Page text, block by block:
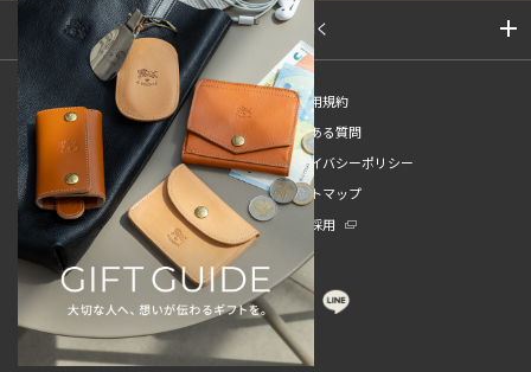
サイトマップを開く
新規会員登録
ご利用規約
ご利用ガイド
よくある質問
特定商取引法
プライバシーポリシー
お問い合わせ
サイトマップ
販売スタッフ中途採用
新卒採用